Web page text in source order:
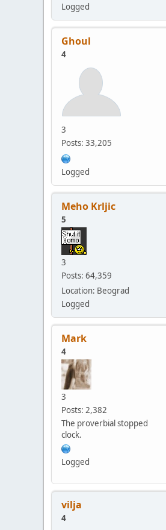
Logged
Ghoul
4
3
Posts: 33,205
Logged
Meho Krljic
5
3
Posts: 64,359
Location: Beograd
Logged
Mark
4
3
Posts: 2,382
The proverbial stopped
clock.
Logged
vilja
4